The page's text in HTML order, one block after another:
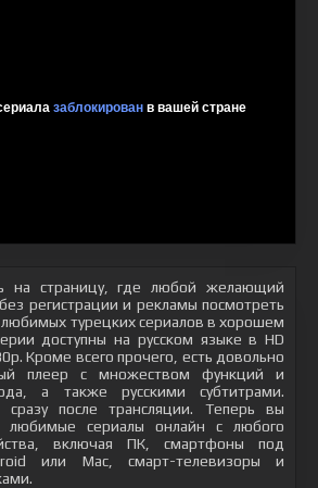
на страницу, где любой желающий
регистрации и рекламы посмотреть
турецких сериалов в хорошем
доступны на русском языке в HD
Кроме всего прочего, есть довольно
плеер с множеством функций и
а также русскими субтитрами.
сразу после трансляции. Теперь вы
любимые сериалы онлайн с любого
включая ПК, смартфоны под
или Mac, смарт-телевизоры и